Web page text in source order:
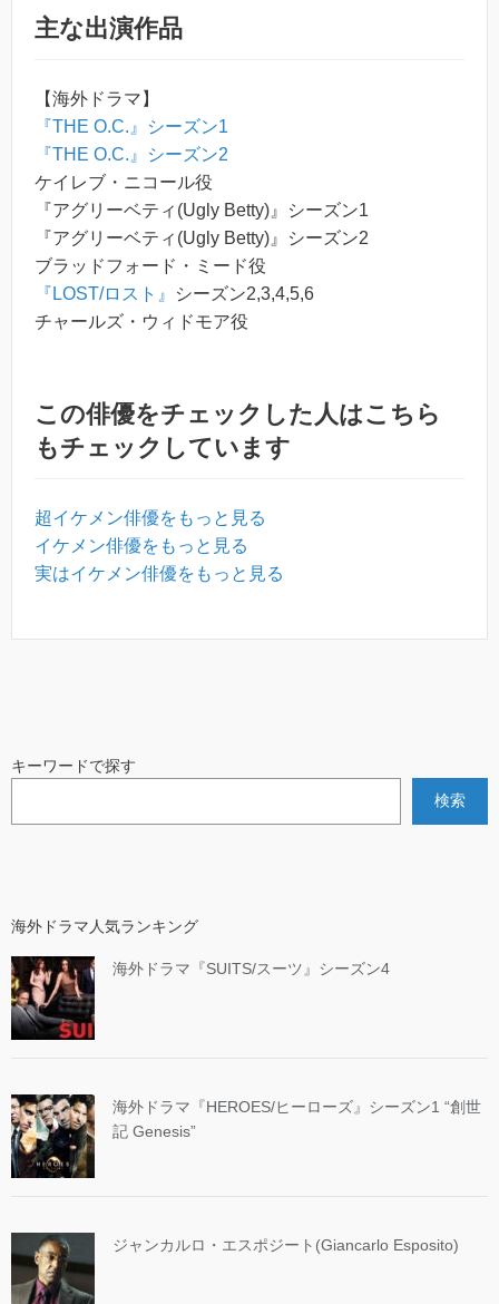
主な出演作品
【海外ドラマ】
『THE O.C.』シーズン1
『THE O.C.』シーズン2
ケイレブ・ニコール役
『アグリーベティ(Ugly Betty)』シーズン1
『アグリーベティ(Ugly Betty)』シーズン2
ブラッドフォード・ミード役
『LOST/ロスト』
シーズン2,3,4,5,6
チャールズ・ウィドモア役
この俳優をチェックした人はこちら
もチェックしています
超イケメン俳優をもっと見る
イケメン俳優をもっと見る
実はイケメン俳優をもっと見る
キーワードで探す
検索
海外ドラマ人気ランキング
海外ドラマ『SUITS/スーツ』シーズン4
海外ドラマ『HEROES/ヒーローズ』シーズン1 “創世
記 Genesis”
ジャンカルロ・エスポジート(Giancarlo Esposito)